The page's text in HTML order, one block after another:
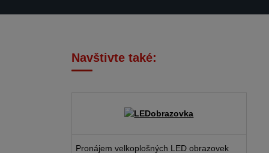
Navštivte také:
Pronájem velkoplošných LED obrazovek